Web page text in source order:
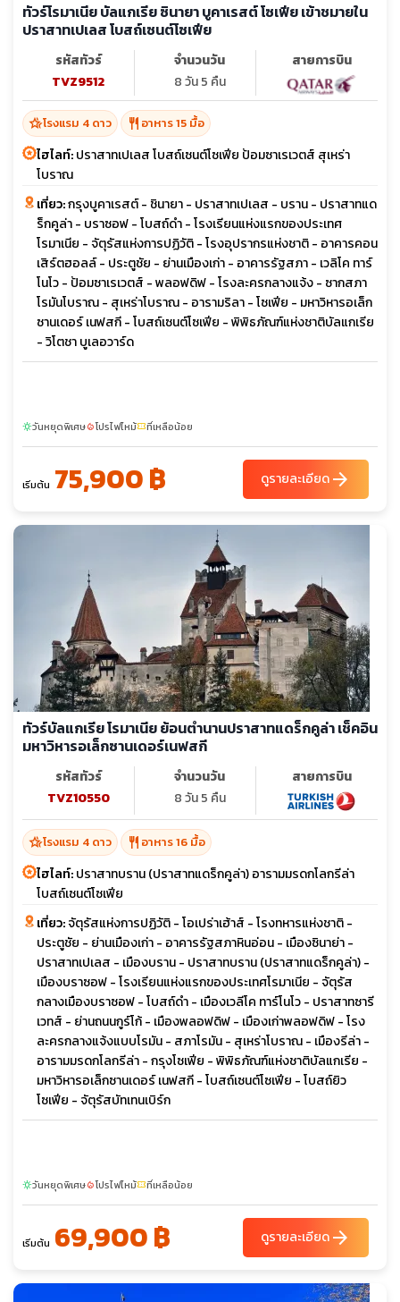
ทัวร์โรมาเนีย บัลแกเรีย ซินายา บูคาเรสต์ โซเฟีย เข้าชมายใน
ปราสาทเปเลส โบสถ์เซนต์โซเฟีย
รหัสทัวร์
TVZ9512
จำนวนวัน
8 วัน 5 คืน
สายการบิน
hotel_classโรงแรม 4 ดาว restaurant อาหาร 15 มื้อ
ไฮไลท์:ปราสาทเปเลส โบสถ์เซนต์โซเฟีย ป้อมซาเรเวตส์ สุเหร่า
โบราณ
เที่ยว:กรุงบูคาเรสต์ - ชินายา - ปราสาทเปเลส - บราน - ปราสาทแด
ร็กคูล่า - บราซอฟ - โบสถ์ดำ - โรงเรียนแห่งแรกของประเทศ
โรมาเนีย - จัตุรัสแห่งการปฏิวัติ - โรงอุปรากรแห่งชาติ - อาคารคอน
เสิร์ตฮอลล์ - ประตูชัย - ย่านเมืองเก่า - อาคารรัฐสภา - เวลิโค ทาร์
โนโว - ป้อมซาเรเวตส์ - พลอฟดิฟ - โรงละครกลางแจ้ง - ซากสภา
โรมันโบราณ - สุเหร่าโบราณ - อารามริลา - โซเฟีย - มหาวิหารอเล็ก
ซานเดอร์ เนฟสกี - โบสถ์เซนต์โซเฟีย - พิพิธภัณฑ์แห่งชาติบัลแกเรีย
- วิโตชา บูเลอวาร์ด
sunnyวันหยุดพิเศษlocal_fire_departmentโปรไฟไหม้confirmation_numberที่เหลือน้อย
เริ่มต้น 75,900 ฿ ดูรายละเอียดarrow_forward
ทัวร์บัลแกเรีย โรมาเนีย ย้อนตำนานปราสาทแดร็กคูล่า เช็คอิน
มหาวิหารอเล็กซานเดอร์เนฟสกี
รหัสทัวร์
TVZ10550
จำนวนวัน
8 วัน 5 คืน
สายการบิน
hotel_classโรงแรม 4 ดาว restaurant อาหาร 16 มื้อ
ไฮไลท์:ปราสาทบราน (ปราสาทแดร็กคูล่า) อารามมรดกโลกรีล่า
โบสถ์เซนต์โซเฟีย
เที่ยว:จัตุรัสแห่งการปฏิวัติ - โอเปร่าเฮ้าส์ - โรงทหารแห่งชาติ -
ประตูชัย - ย่านเมืองเก่า - อาคารรัฐสภาหินอ่อน - เมืองซินาย่า -
ปราสาทเปเลส - เมืองบราน - ปราสาทบราน (ปราสาทแดร็กคูล่า) -
เมืองบราซอฟ - โรงเรียนแห่งแรกของประเทศโรมาเนีย - จัตุรัส
กลางเมืองบราซอฟ - โบสถ์ดำ - เมืองเวลีโค ทาร์โนโว - ปราสาทซารี
เวทส์ - ย่านถนนกูร์โก้ - เมืองพลอฟดิฟ - เมืองเก่าพลอฟดิฟ - โรง
ละครกลางแจ้งแบบโรมัน - สภาโรมัน - สุเหร่าโบราณ - เมืองรีล่า -
อารามมรดกโลกรีล่า - กรุงโซเฟีย - พิพิธภัณฑ์แห่งชาติบัลแกเรีย -
มหาวิหารอเล็กซานเดอร์ เนฟสกี - โบสถ์เซนต์โซเฟีย - โบสถ์ยิว
โซเฟีย - จัตุรัสบัทเทนเบิร์ก
sunnyวันหยุดพิเศษlocal_fire_departmentโปรไฟไหม้confirmation_numberที่เหลือน้อย
เริ่มต้น 69,900 ฿ ดูรายละเอียดarrow_forward